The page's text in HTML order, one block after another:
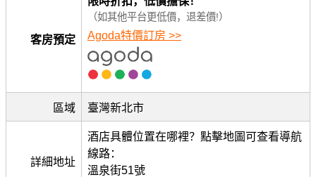
客房預定
（如其他平台更低價，退差價!）
Agoda特價訂房 >>
區域 臺灣新北市
詳細地址
酒店具體位置在哪裡？點擊地圖可查看導航
線路：
溫泉街51號